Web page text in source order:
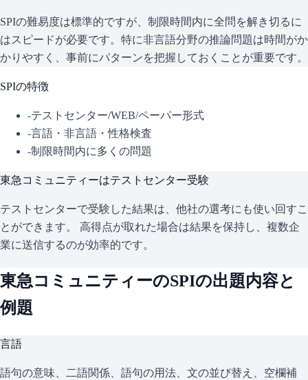
SPIの難易度は標準的ですが、制限時間内に全問を解き切るに
はスピードが必要です。特に非言語分野の推論問題は時間がか
かりやすく、事前にパターンを把握しておくことが重要です。
SPIの特徴
-テストセンター/WEB/ペーパー形式
-言語・非言語・性格検査
-制限時間内に多くの問題
東急コミュニティーはテストセンター受験
テストセンターで受験した結果は、他社の選考にも使い回すこ
とができます。 高得点が取れた場合は結果を保持し、複数企
業に送信するのが効率的です。
東急コミュニティーのSPIの出題内容と
例題
言語
語句の意味、二語関係、語句の用法、文の並び替え、空欄補